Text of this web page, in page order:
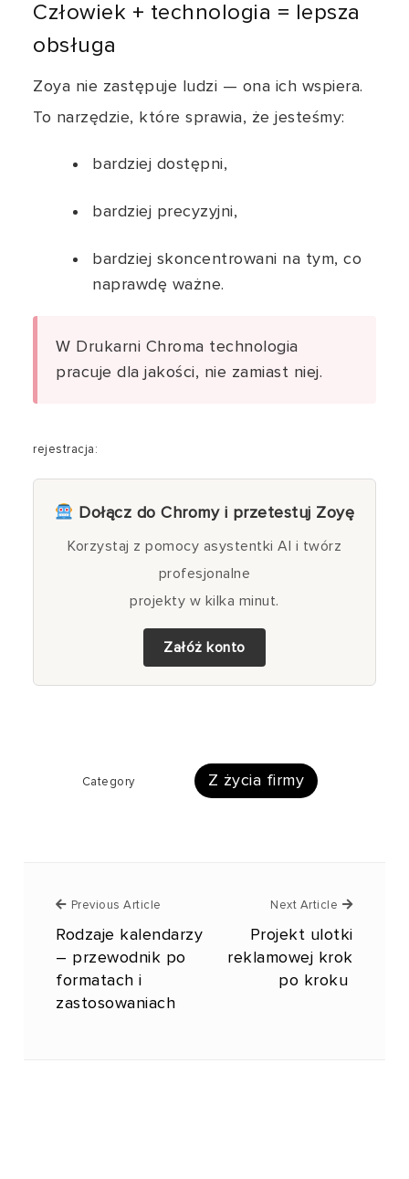
Człowiek + technologia = lepsza
obsługa
Zoya nie zastępuje ludzi — ona ich wspiera.
To narzędzie, które sprawia, że jesteśmy:
bardziej dostępni,
bardziej precyzyjni,
bardziej skoncentrowani na tym, co
naprawdę ważne.
W Drukarni Chroma technologia
pracuje dla jakości, nie zamiast niej.
rejestracja:
Dołącz do Chromy i przetestuj Zoyę
Korzystaj z pomocy asystentki AI i twórz
profesjonalne
projekty w kilka minut.
Załóż konto
Category Z życia firmy
Previous Article
Rodzaje kalendarzy
– przewodnik po
formatach i
zastosowaniach
Next Article
Projekt ulotki
reklamowej krok
po kroku